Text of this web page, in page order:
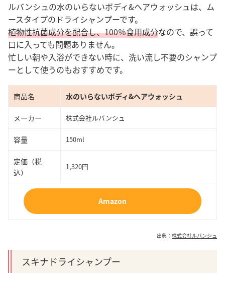
ルバンシュの水のいらないボディ&ヘアウォッシュは、ム
ースタイプのドライシャンプーです。
植物性抗菌成分を配合し、100％食用成分なので、誤って
口に入っても問題ありません。
忙しい朝や入浴ができない時に、洗い流し不要のシャンプ
ーとして使うのもおすすめです。
商品名 水のいらないボディ&ヘアウォッシュ
メーカー 株式会社ルバンシュ
容量 150ml
定価（税
込）
1,320円
Amazon
出典： 株式会社ルバンシュ
スキナドライシャンプー